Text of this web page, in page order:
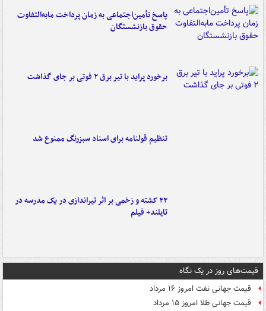
پاسخ تأمین‌اجتماعی به زمان پرداخت مابه‌التفاوت
حقوق بازنشستگان
برخورد پراید با تیر برق ۲ فوتی بر جای گذاشت
تنظیم قولنامه برای اسناد سبزرنگ ممنوع شد
۲۲ کشته و زخمی بر اثر تیراندازی در یک مدرسه در
تایلند+ فیلم
قیمت‌های روز در یک نگاه
قیمت جهانی نفت امروز ۱۶ مرداد
قیمت جهانی طلا امروز ۱۵ مرداد